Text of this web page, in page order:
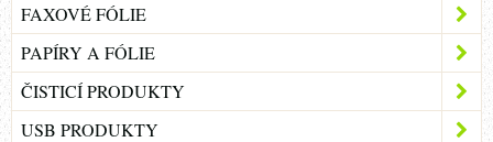
FAXOVÉ FÓLIE
PAPÍRY A FÓLIE
ČISTICÍ PRODUKTY
USB PRODUKTY